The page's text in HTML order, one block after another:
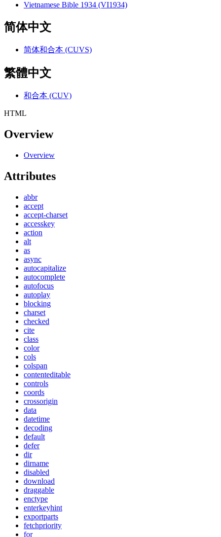
Vietnamese Bible 1934 (VI1934)
简体中文
简体和合本 (CUVS)
繁體中文
和合本 (CUV)
HTML
Overview
Overview
Attributes
abbr
accept
accept-charset
accesskey
action
alt
as
async
autocapitalize
autocomplete
autofocus
autoplay
blocking
charset
checked
cite
class
color
cols
colspan
contenteditable
controls
coords
crossorigin
data
datetime
decoding
default
defer
dir
dirname
disabled
download
draggable
enctype
enterkeyhint
exportparts
fetchpriority
for